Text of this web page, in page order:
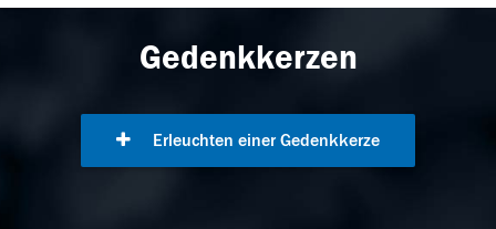
Gedenkkerzen
Erleuchten einer Gedenkkerze